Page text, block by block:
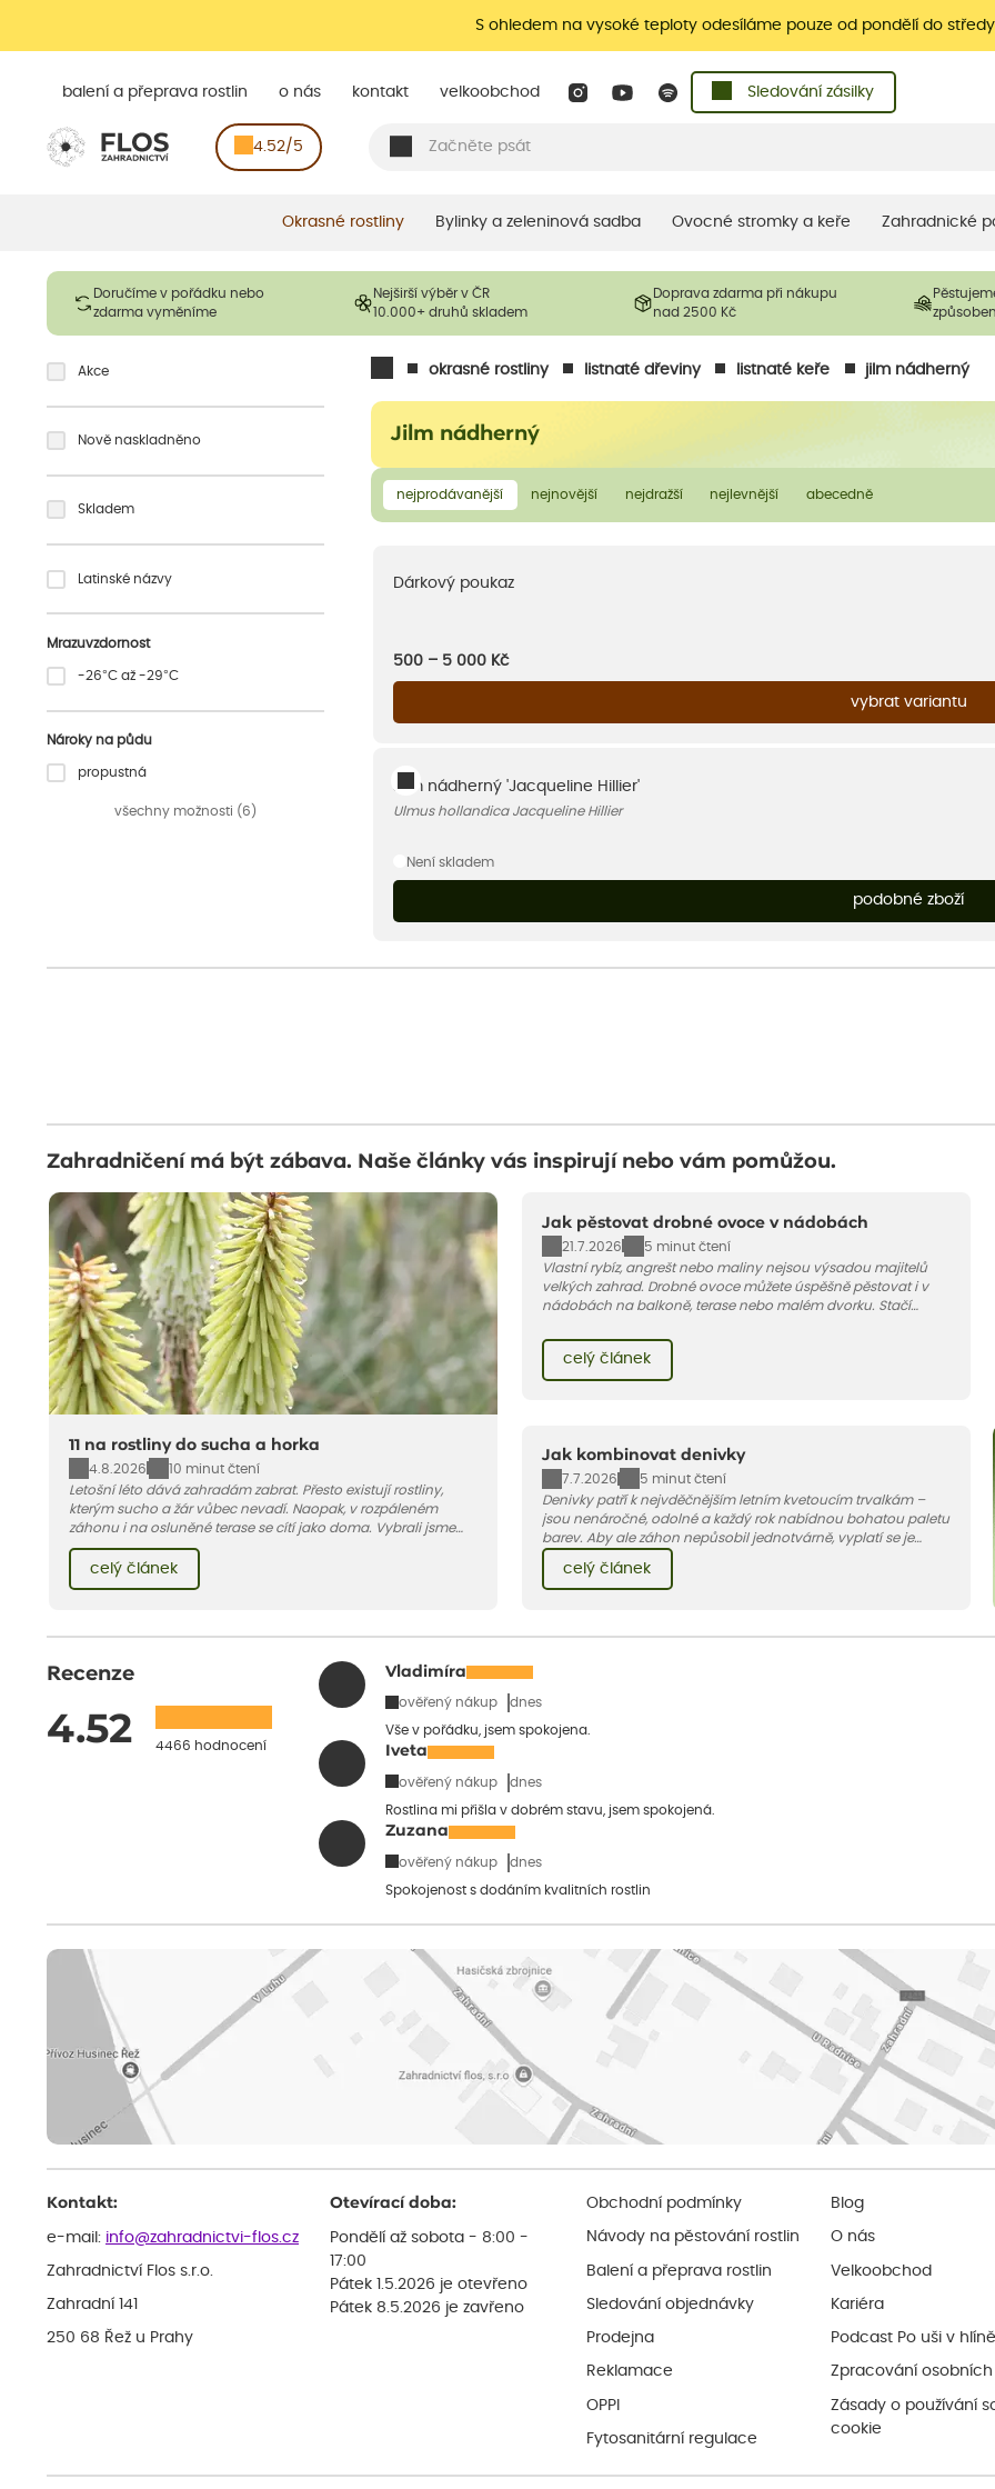
S ohledem na vysoké teploty odesíláme pouze od pondělí do středy
balení a přeprava rostlin o nás kontakt velkoobchod Sledování zásilky
4.52/5
Okrasné rostliny Bylinky a zeleninová sadba Ovocné stromky a keře Zahradnické
Doručíme v pořádku nebo
zdarma vyměníme
Nejširší výběr v ČR
10.000+ druhů skladem
Doprava zdarma při nákupu
nad 2500 Kč
okrasné rostliny listnaté dřeviny listnaté keře jilm nádherný
Jilm nádherný
nejprodávanější nejnovější nejdražší nejlevnější abecedně
Akce
Nově naskladněno
Skladem
Latinské názvy
Mrazuvzdornost
-26°C až -29°C
Nároky na půdu
propustná
všechny možnosti (6)
Dárkový poukaz
500 – 5 000 Kč
vybrat variantu
Jilm nádherný 'Jacqueline Hillier'
Ulmus hollandica Jacqueline Hillier
Není skladem
podobné zboží
Zahradničení má být zábava. Naše články vás inspirují nebo vám pomůžou.
11 na rostliny do sucha a horka
4.8.2026
10 minut čtení
Letošní léto dává zahradám zabrat. Přesto existují rostliny,
kterým sucho a žár vůbec nevadí. Naopak, v rozpáleném
záhonu i na osluněné terase se cítí jako doma. Vybrali jsme
pro vás 11 tipů na odolné druhy, které zvládnou horké a suché
léto bez pravidelné zálivky. Pojďme se podívat, které to jsou.
celý článek
Jak pěstovat drobné ovoce v nádobách
21.7.2026
5 minut čtení
Vlastní rybíz, angrešt nebo maliny nejsou výsadou majitelů
velkých zahrad. Drobné ovoce můžete úspěšně pěstovat i v
nádobách na balkoně, terase nebo malém dvorku. Stačí
pár základních pravidel. V tomto článku vám poradíme, jak na
celý článek
Jak kombinovat denivky
7.7.2026
5 minut čtení
Denivky patří k nejvděčnějším letním kvetoucím trvalkám –
jsou nenáročné, odolné a každý rok nabídnou bohatou paletu
barev. Aby ale záhon nepůsobil jednotvárně, vyplatí se je
jakými trvalkami a travinami denivky nejlépe ladí.
celý článek
Recenze
4.52 4466 hodnocení
Vladimíra
ověřený nákup dnes
Vše v pořádku, jsem spokojena.
Iveta
ověřený nákup dnes
Rostlina mi přišla v dobrém stavu, jsem spokojená.
Zuzana
ověřený nákup dnes
Spokojenost s dodáním kvalitních rostlin
Kontakt:
e-mail: info@zahradnictvi-flos.cz
Zahradnictví Flos s.r.o.
Zahradní 141
250 68 Řež u Prahy
Otevírací doba:
Pondělí až sobota - 8:00 -
17:00
Pátek 1.5.2026 je otevřeno
Pátek 8.5.2026 je zavřeno
Obchodní podmínky
Návody na pěstování rostlin
Balení a přeprava rostlin
Sledování objednávky
Prodejna
Reklamace
OPPI
Fytosanitární regulace
Blog
O nás
Velkoobchod
Kariéra
Podcast Po uši v hlíně
Zpracování
Zásady o používání
cookie